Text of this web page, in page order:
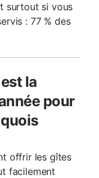
surtout si vous
: 77 % des
la
pour
offrir les gîtes
facilement